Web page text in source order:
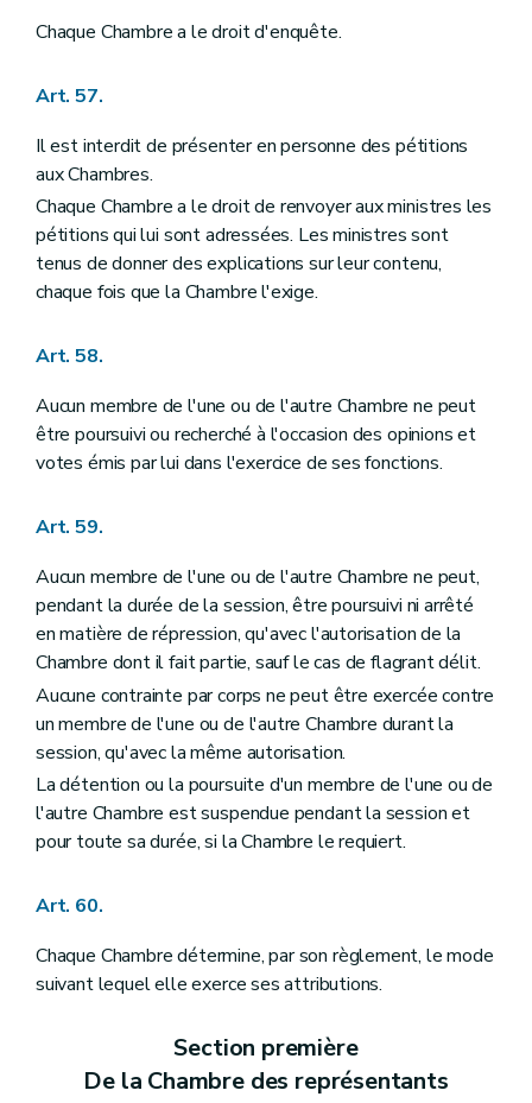
Chaque Chambre a le droit d'enquête.
Art. 57.
Il est interdit de présenter en personne des pétitions
aux Chambres.
Chaque Chambre a le droit de renvoyer aux ministres les
pétitions qui lui sont adressées. Les ministres sont
tenus de donner des explications sur leur contenu,
chaque fois que la Chambre l'exige.
Art. 58.
Aucun membre de l'une ou de l'autre Chambre ne peut
être poursuivi ou recherché à l'occasion des opinions et
votes émis par lui dans l'exercice de ses fonctions.
Art. 59.
Aucun membre de l'une ou de l'autre Chambre ne peut,
pendant la durée de la session, être poursuivi ni arrêté
en matière de répression, qu'avec l'autorisation de la
Chambre dont il fait partie, sauf le cas de flagrant délit.
Aucune contrainte par corps ne peut être exercée contre
un membre de l'une ou de l'autre Chambre durant la
session, qu'avec la même autorisation.
La détention ou la poursuite d'un membre de l'une ou de
l'autre Chambre est suspendue pendant la session et
pour toute sa durée, si la Chambre le requiert.
Art. 60.
Chaque Chambre détermine, par son règlement, le mode
suivant lequel elle exerce ses attributions.
Section première
De la Chambre des représentants